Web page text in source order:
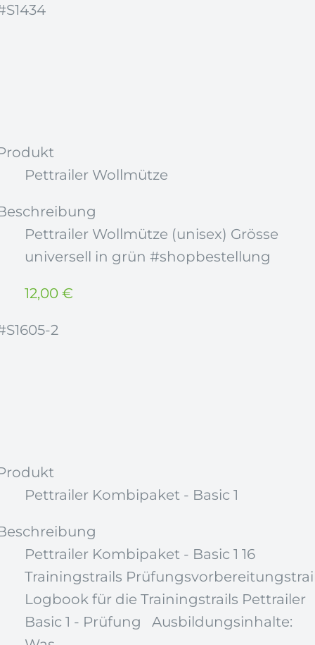
Pettrailer Wollmütze
Pettrailer Wollmütze (unisex) Grösse
universell in grün #shopbestellung
12,00 €
2
Pettrailer Kombipaket - Basic 1
Pettrailer Kombipaket - Basic 1 16
Trainingstrails
Logbook für die Trainingstrails Pettrailer
Basic 1 - Prüfung Ausbildungsinhalte: